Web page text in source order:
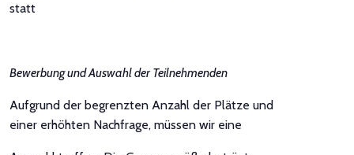
statt
Bewerbung und Auswahl der Teilnehmenden
Aufgrund der begrenzten Anzahl der Plätze und
einer erhöhten Nachfrage, müssen wir eine